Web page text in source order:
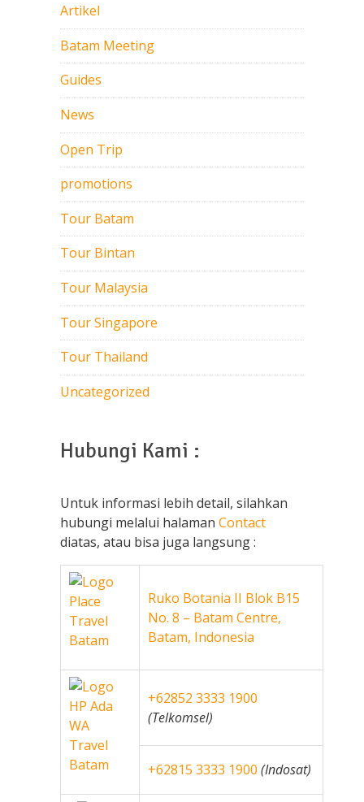
Artikel
Batam Meeting
Guides
News
Open Trip
promotions
Tour Batam
Tour Bintan
Tour Malaysia
Tour Singapore
Tour Thailand
Uncategorized
Hubungi Kami :
Untuk informasi lebih detail, silahkan
hubungi melalui halaman Contact
diatas, atau bisa juga langsung :
Ruko Botania II Blok B15
No. 8 – Batam Centre,
Batam, Indonesia
+62852 3333 1900
(Telkomsel)
+62815 3333 1900 (Indosat)